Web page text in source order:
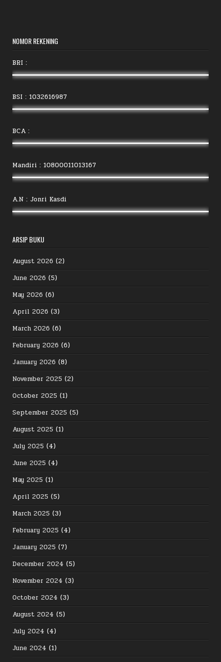
NOMOR REKENING
BRI :
BSI : 1032616987
BCA :
Mandiri : 10800011013167
A.N : Jonri Kasdi
ARSIP BUKU
August 2026 (2)
June 2026 (5)
May 2026 (6)
April 2026 (3)
March 2026 (6)
February 2026 (6)
January 2026 (8)
November 2025 (2)
October 2025 (1)
September 2025 (5)
August 2025 (1)
July 2025 (4)
June 2025 (4)
May 2025 (1)
April 2025 (5)
March 2025 (3)
February 2025 (4)
January 2025 (7)
December 2024 (5)
November 2024 (3)
October 2024 (3)
August 2024 (5)
July 2024 (4)
June 2024 (1)